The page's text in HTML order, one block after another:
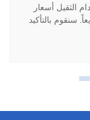
الثقيل أسعار
سنقوم بالتأكيد